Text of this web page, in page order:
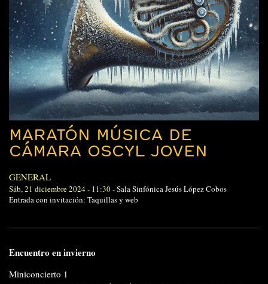
MARATÓN MÚSICA DE
CÁMARA OSCYL JOVEN
GENERAL
Sáb, 21 diciembre 2024 - 11:30-Sala Sinfónica Jesús López Cobos
Entrada con invitación: Taquillas y web
Encuentro en invierno
Miniconcierto 1